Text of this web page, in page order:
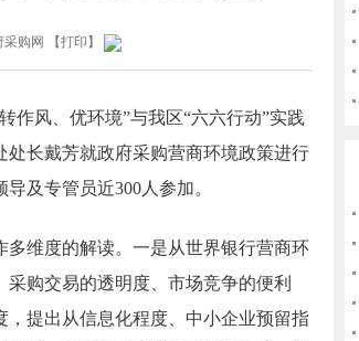
采购网 【打印 】
风、优环境”与我区“六六行动”实践
长戴芳就政府采购营商环境政策进行
及专管员近300人参加。
维度的解读。一是从世界银行营商环
购交易的透明度、市场竞争的便利
提出从信息化程度、中小企业预留指